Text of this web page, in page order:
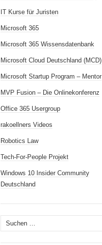
IT Kurse für Juristen
Microsoft 365
Microsoft 365 Wissensdatenbank
Microsoft Cloud Deutschland (MCD)
Microsoft Startup Program – Mentor
MVP Fusion – Die Onlinekonferenz
Office 365 Usergroup
rakoellners Videos
Robotics Law
Tech-For-People Projekt
Windows 10 Insider Community
Deutschland
Suchen
nach: